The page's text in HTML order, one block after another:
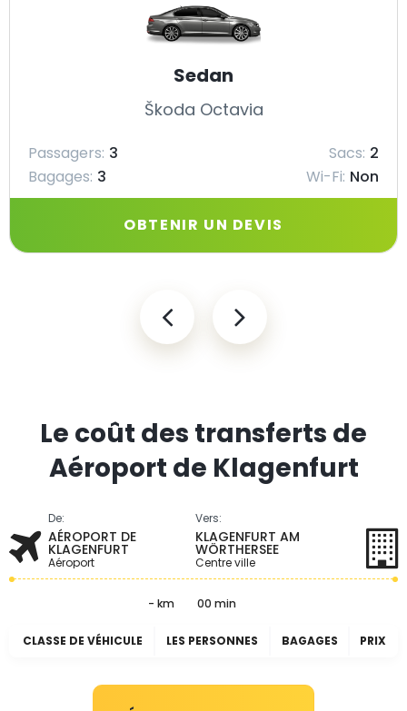
Sedan
Škoda Octavia
Passagers: 3 Sacs: 2
Bagages: 3 Wi-Fi: Non
OBTENIR UN DEVIS
Le coût des transferts de
Aéroport de Klagenfurt
De:
AÉROPORT DE
KLAGENFURT
Aéroport
Vers:
KLAGENFURT AM
WÖRTHERSEE
Centre ville
- km 00 min
CLASSE DE VÉHICULE LES PERSONNES BAGAGES PRIX